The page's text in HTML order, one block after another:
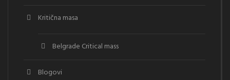
Kritična masa
Belgrade Critical mass
Blogovi